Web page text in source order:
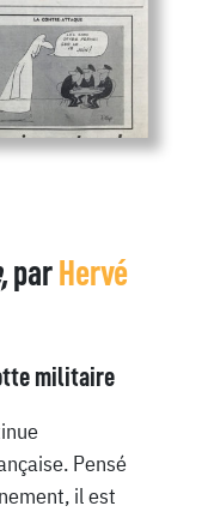
par Hervé
militaire
Pensé
il est